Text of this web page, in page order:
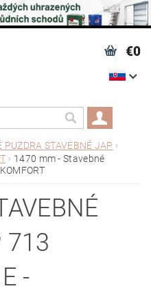
€0
PUZDRA STAVEBNÉ JAP
1470 mm - Stavebné
713
-